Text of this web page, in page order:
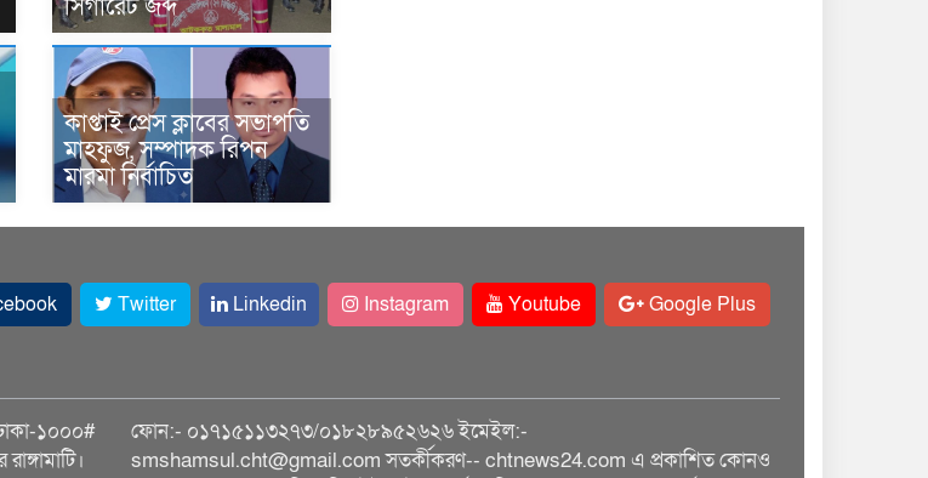
সিগারেট জব্দ
কাপ্তাই প্রেস ক্লাবের সভাপতি
মাহফুজ, সম্পাদক রিপন
মারমা নির্বাচিত
Twitter Linkedin Instagram Youtube Google Plus
১০০০#
ফোন:- ০১৭১৫১১৩২৭৩/০১৮২৮৯৫২৬২৬ ইমেইল:-
smshamsul.cht@gmail.com সতর্কীকরণ-- chtnews24.com এ প্রকাশিত কোনও